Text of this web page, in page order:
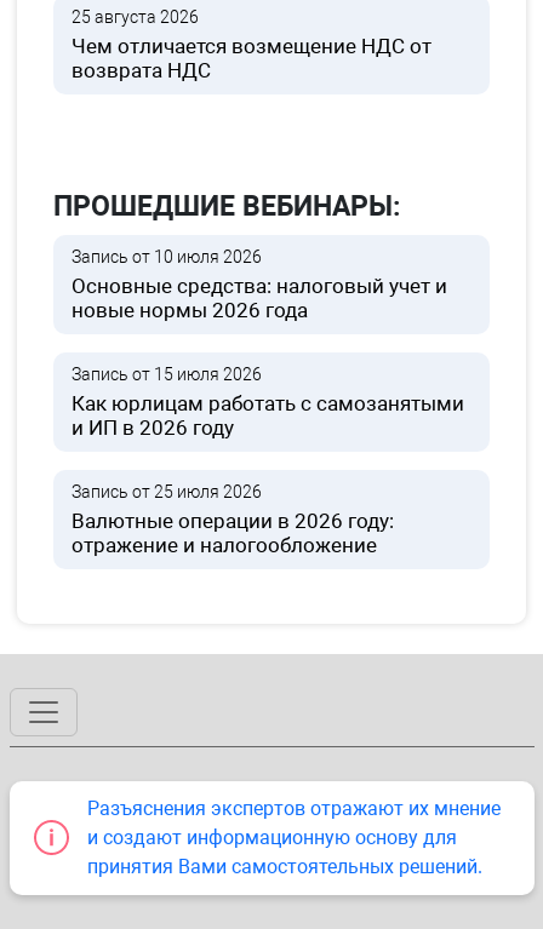
25 августа 2026
Чем отличается возмещение НДС от
возврата НДС
ПРОШЕДШИЕ ВЕБИНАРЫ:
Запись от 10 июля 2026
Основные средства: налоговый учет и
новые нормы 2026 года
Запись от 15 июля 2026
Как юрлицам работать с самозанятыми
и ИП в 2026 году
Запись от 25 июля 2026
Валютные операции в 2026 году:
отражение и налогообложение
Разъяснения экспертов отражают их мнение
и создают информационную основу для
принятия Вами самостоятельных решений.